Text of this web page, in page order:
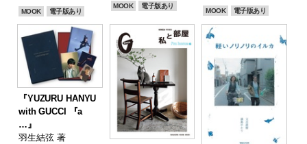
MOOK 電子版あり
MOOK 電子版あり
MOOK 電子版あり
『YUZURU HANYU
with GUCCI 『a
…』
羽生結弦 著